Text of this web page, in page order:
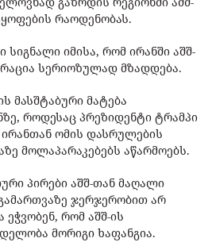
რაოდენობას.
სიგნალი იმისა, რომ ირანში აშშ-
სერიოზულად მზადდება.
მასშტაბური მატება
როდესაც პრეზიდენტი ტრამპი
ომის დასრულების
მოლაპარაკებებს აწარმოებს.
პირები აშშ-თან მაღალი
ჯერჯერობით არ
რომ აშშ-ის
მორიგი ხაფანგია.